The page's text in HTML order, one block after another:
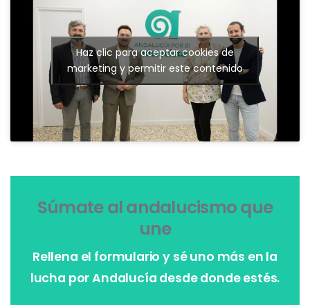
Haz clic para aceptar cookies de
marketing y permitir este contenido
Súmate al andalucismo que
une
Rellena el formulario y sé uno más en la
lucha por Andalucía desde donde estés.